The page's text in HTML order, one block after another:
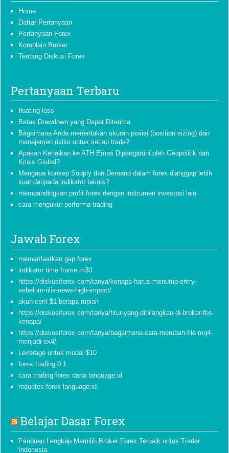
Home
Daftar Pertanyaan
Pertanyaan Forex
Komplain Broker
Tentang Diskusi Forex
Pertanyaan Terbaru
floating loss
Batas Drawdown yang Dapat Diterima
Bagaimana Anda menentukan ukuran posisi (position sizing) dan
manajemen risiko untuk setiap trade?
Apakah Kenaikan ke ATH Emas Dipengaruhi oleh Geopolitik dan
Krisis Global?
Mengapa konsep Supply dan Demand dalam forex dianggap lebih
kuat daripada indikator teknis?
membandingkan profit forex dengan instrumen investasi lain
cara mengukur performa trading
Jawab Forex
memanfaatkan gap forex
indikator time frame m30
https://diskusiforex com/tanya/kenapa-harus-menutup-entry-
sebelum-rilis-news-high-impact/
akun cent $1 berapa rupiah
https://diskusiforex com/tanya/fitur-yang-dihilangkan-di-broker-fbs-
kenapa/
https://diskusiforex com/tanya/bagaimana-cara-merubah-file-mq4-
menjadi-ex4/
Leverage untuk modal $10
forex trading 0 1
cara trading forex dana language:id
requotes forex language:id
Belajar Dasar Forex
Panduan Lengkap Memilih Broker Forex Terbaik untuk Trader
Indonesia